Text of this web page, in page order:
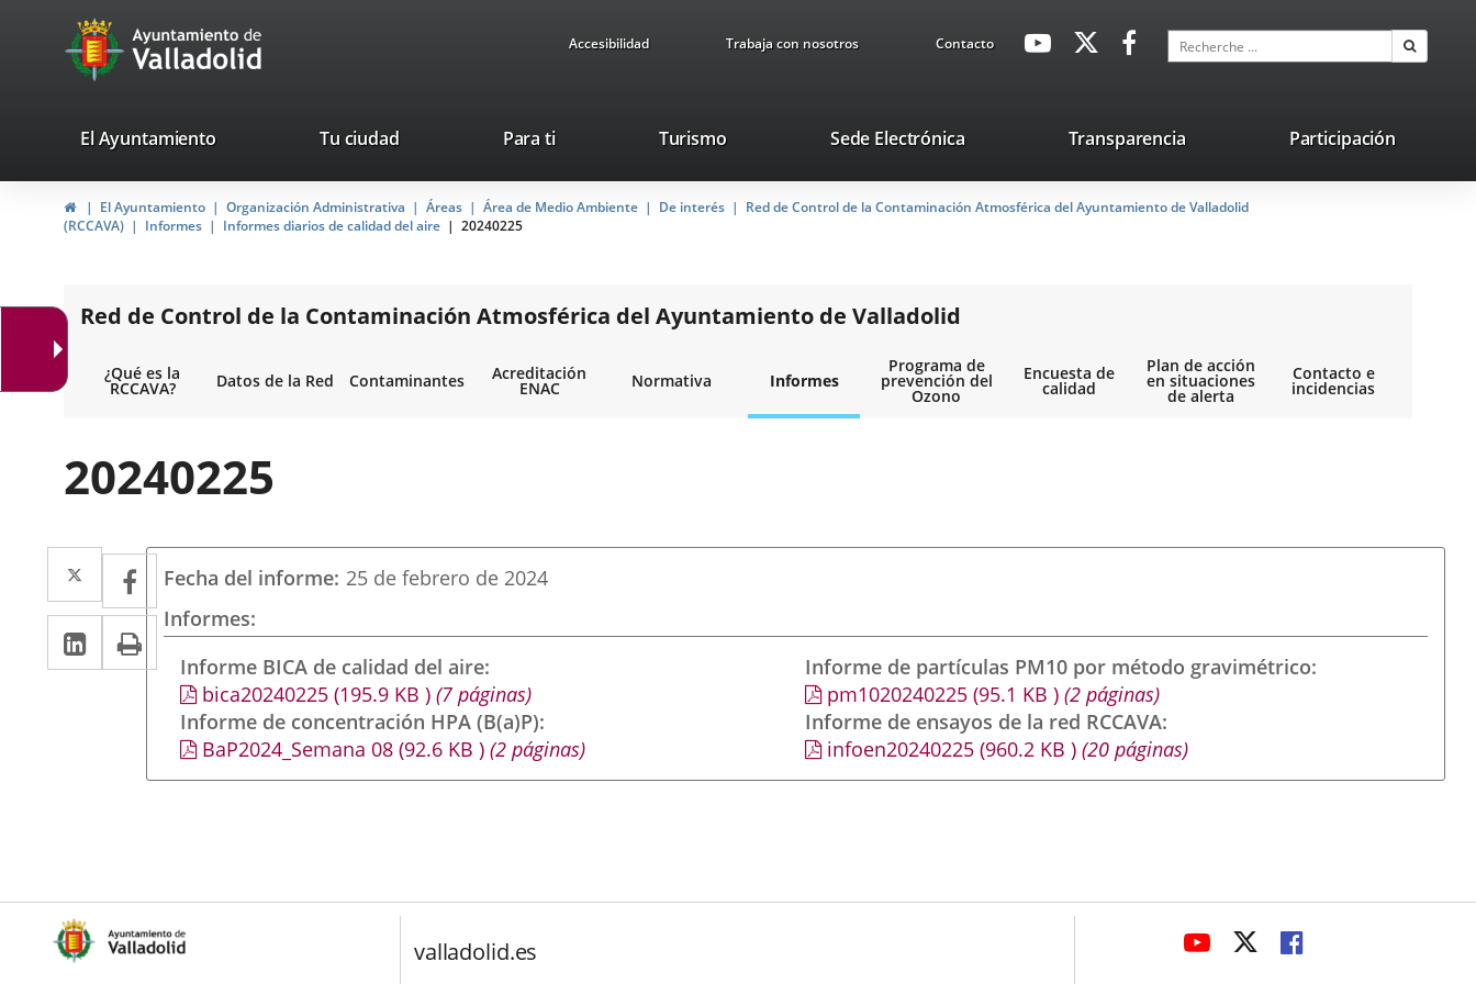
Portal
Web
Ayuntamiento
de
Valladolid
Accesibilidad Trabaja con nosotros ContactoavaHeaderSocial
Enlace
externa.
Enlace
aplicación
externa.
Enlace
aplicación
externa.
Recherche
valladolid.es
El Ayuntamiento Tu ciudad Para ti TurismoEste
se
abrirá
nueva.
Sede ElectrónicaEnlace
una
aplicación
Transparencia Participación
InicioEl Ayuntamiento Organización Administrativa Áreas Área de Medio Ambiente De interés
Red de Control de la Contaminación Atmosférica del Ayuntamiento de Valladolid
(RCCAVA)
Informes Informes diarios de calidad del aire 20240225
Red de Control de la Contaminación Atmosférica del Ayuntamiento de Valladolid
¿Qué es la
RCCAVA? Datos de la Red Contaminantes Acreditación
ENAC Normativa Informes
Programa de
prevención del
Ozono
Encuesta de
calidad
Plan de acción
en situaciones
de alerta
Contacto e
incidencias
20240225
Twitter
Enlace
a
una
aplicación
externa.
Facebook
Enlace
a
una
aplicación
externa.
LinkedIn
Enlace
a
aplicación
externa.
Imprimir
Fecha del informe 25 de febrero de 2024
Informes
Informe BICA de calidad del aire
bica20240225(195.9 KB )(7 páginas)
Informe de concentración HPA (B(a)P)
BaP2024_Semana 08(92.6 KB )(2 páginas)
Informe de partículas PM10 por método gravimétrico
pm1020240225 (95.1 KB) (2 páginas)
Informe de ensayos de la red RCCAVA
infoen20240225 (960.2 KB) (20 páginas)
valladolid.es
ENLACEENLACEENLACE